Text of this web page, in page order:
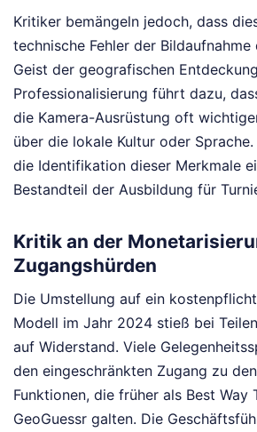
Kritiker bemängeln jedoch, dass
technische Fehler der
Geist der geografischen
Professionalisierung führt dazu,
die Kamera-Ausrüstung oft
über die lokale Kultur oder
die Identifikation dieser Merkmale
Bestandteil der Ausbildung für
Kritik an der
Zugangshürden
Die Umstellung auf ein
Modell im Jahr 2024 stieß bei
auf Widerstand. Viele
den eingeschränkten Zugang zu
Funktionen, die früher als Best Way
GeoGuessr galten. Die